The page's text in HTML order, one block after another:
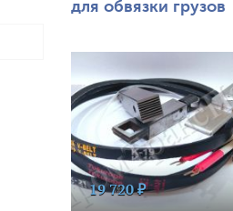
для обвязки грузов
19 720 ₽